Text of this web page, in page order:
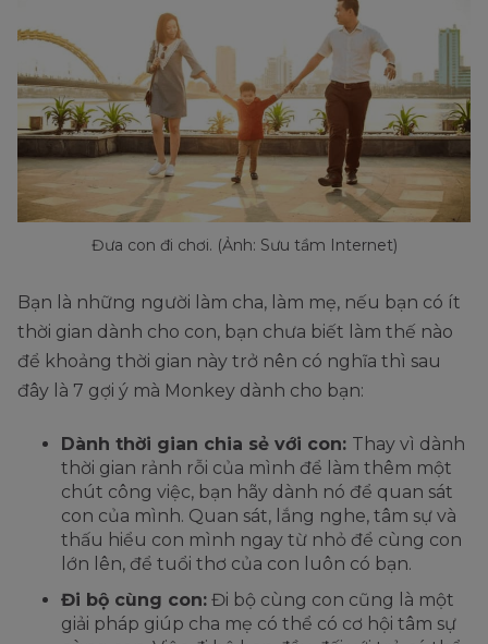
Đưa con đi chơi. (Ảnh: Sưu tầm Internet)
Bạn là những người làm cha, làm mẹ, nếu bạn có ít
thời gian dành cho con, bạn chưa biết làm thế nào
để khoảng thời gian này trở nên có nghĩa thì sau
đây là 7 gợi ý mà Monkey dành cho bạn:
Dành thời gian chia sẻ với con: Thay vì dành
thời gian rảnh rỗi của mình để làm thêm một
chút công việc, bạn hãy dành nó để quan sát
con của mình. Quan sát, lắng nghe, tâm sự và
thấu hiểu con mình ngay từ nhỏ để cùng con
lớn lên, để tuổi thơ của con luôn có bạn.
Đi bộ cùng con: Đi bộ cùng con cũng là một
giải pháp giúp cha mẹ có thể có cơ hội tâm sự